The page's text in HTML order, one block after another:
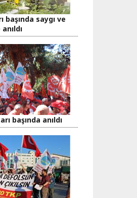
başında saygı ve
başında anıldı